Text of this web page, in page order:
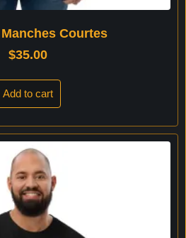
Courtes
$35.00
Add to cart